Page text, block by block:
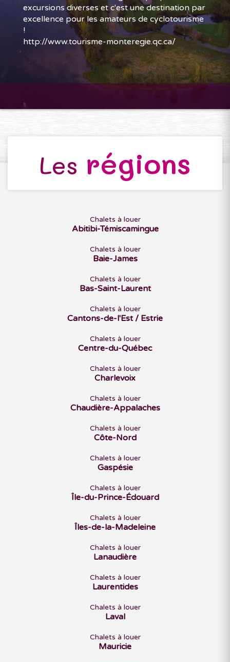
excursions diverses et c'est une destination par
excellence pour les amateurs de cyclotourisme
!
http://www.tourisme-monteregie.qc.ca/
Les régions
Chalets à louer
Abitibi-Témiscamingue
Chalets à louer
Baie-James
Chalets à louer
Bas-Saint-Laurent
Chalets à louer
Cantons-de-l'Est / Estrie
Chalets à louer
Centre-du-Québec
Chalets à louer
Charlevoix
Chalets à louer
Chaudière-Appalaches
Chalets à louer
Côte-Nord
Chalets à louer
Gaspésie
Chalets à louer
Île-du-Prince-Édouard
Chalets à louer
Îles-de-la-Madeleine
Chalets à louer
Lanaudière
Chalets à louer
Laurentides
Chalets à louer
Laval
Chalets à louer
Mauricie